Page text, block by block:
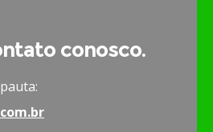
conosco.